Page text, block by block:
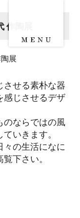
陶展
させる素朴な器
感じさせるデザ
のならではの風
いきます。
々の生活になに
下さい。